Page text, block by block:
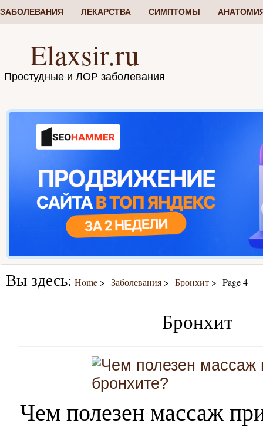
ЗАБОЛЕВАНИЯ ЛЕКАРСТВА СИМПТОМЫ
Elaxsir.ru
Простудные и ЛОР заболевания
Вы здесь: Home Заболевания Бронхит Page 4
Бронхит
Чем полезен массаж